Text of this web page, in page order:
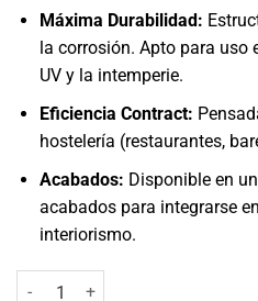
Máxima Durabilidad:
la corrosión. Apto para uso
UV y la intemperie.
Eficiencia Contract:
hostelería (restaurantes,
Acabados: Disponible en
acabados para integrarse
interiorismo.
Puff sin Brazos - Aluminio Exterior